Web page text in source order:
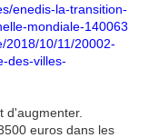
enedis-la-transition-
mondiale-140063
2018/10/11/20002-
des-villes-
d'augmenter.
euros dans les